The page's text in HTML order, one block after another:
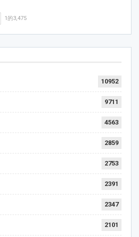
1的3,475
10952
9711
4563
2859
2753
2391
2347
2101